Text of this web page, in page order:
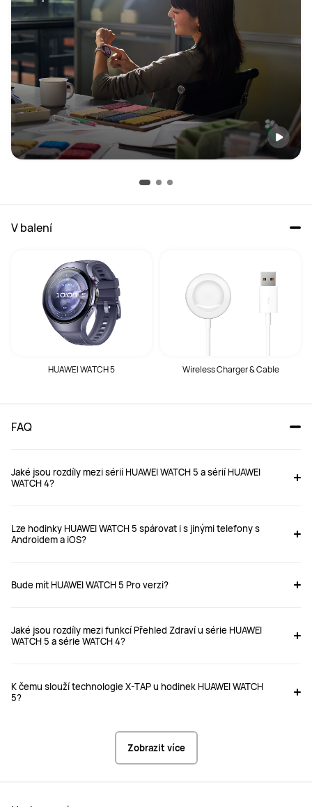
V balení
HUAWEI WATCH 5 Wireless Charger & Cable
FAQ
Jaké jsou rozdíly mezi sérií HUAWEI WATCH 5 a sérií HUAWEI
WATCH 4?
Lze hodinky HUAWEI WATCH 5 spárovat i s jinými telefony s
Androidem a iOS?
Bude mít HUAWEI WATCH 5 Pro verzi?
Jaké jsou rozdíly mezi funkcí Přehled Zdraví u série HUAWEI
WATCH 5 a série WATCH 4?
K čemu slouží technologie X-TAP u hodinek HUAWEI WATCH
5?
Zobrazit více